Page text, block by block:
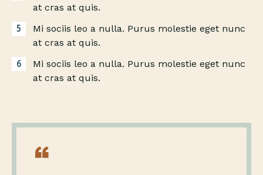
at cras at quis.
Mi sociis leo a nulla. Purus molestie eget nunc
at cras at quis.
Mi sociis leo a nulla. Purus molestie eget nunc
at cras at quis.